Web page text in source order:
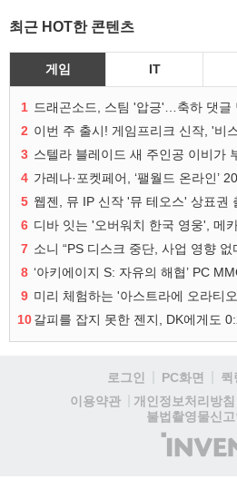
최근 HOT한 콘텐츠
게임 IT
1 드래곤소드, 스팀 '압긍'…축하 댓글
2 이번 주 출시! 게임프리크 신작, '비
3
4 가레나·포켓페어, ‘팰월드 온라인’
5 웹젠, 뮤 IP 신작 '뮤 테오스' 상표권
6 디바 잇는 '오버워치 한국 영웅', 메
7 소니 “PS 디스크 중단, 사업 영향 없
8 ‘아키에이지 S: 자유의 해협’ PC
9
10갈피를 잡지 못한 젠지, DK에게도
로그인 PC화면 퀵
이용약관
개인정보처리방침
불법촬영물신
(주)
인